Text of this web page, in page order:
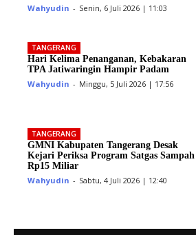
Wahyudin - Senin, 6 Juli 2026 | 11:03
TANGERANG
Hari Kelima Penanganan, Kebakaran
TPA Jatiwaringin Hampir Padam
Wahyudin - Minggu, 5 Juli 2026 | 17:56
TANGERANG
GMNI Kabupaten Tangerang Desak
Kejari Periksa Program Satgas Sampah
Rp15 Miliar
Wahyudin - Sabtu, 4 Juli 2026 | 12:40